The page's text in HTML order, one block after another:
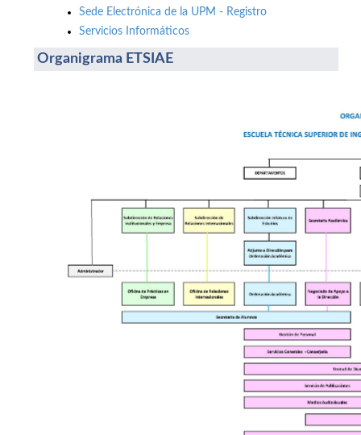
Sede Electrónica de la UPM - Registro
Servicios Informáticos
Organigrama ETSIAE